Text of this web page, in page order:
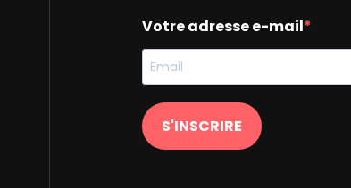
Votre adresse e-mail
S'INSCRIRE